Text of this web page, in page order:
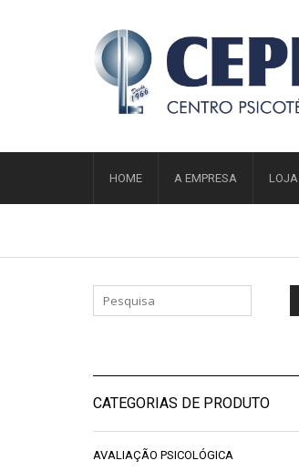
HOME A EMPRESA LOJA
CATEGORIAS DE PRODUTO
AVALIAÇÃO PSICOLÓGICA